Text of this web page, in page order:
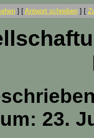
] [ Antwort schreiben] [
23.